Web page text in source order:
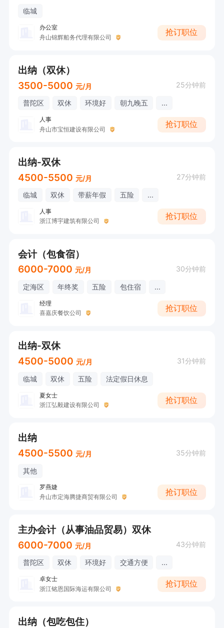
临城
办公室
舟山锦辉船务代理有限公司
抢订职位
出纳（双休）
3500-5000 元/月 25分钟前
普陀区 双休 环境好 朝九晚五 ...
人事
舟山市宝恒建设有限公司
抢订职位
出纳-双休
4500-5500 元/月 27分钟前
临城 双休 带薪年假 五险 ...
人事
浙江博宇建筑有限公司
抢订职位
会计（包食宿）
6000-7000 元/月 30分钟前
定海区 年终奖 五险 包住宿 ...
经理
喜嘉庆餐饮公司
抢订职位
出纳-双休
4500-5000 元/月 31分钟前
临城 双休 五险 法定假日休息
夏女士
浙江弘毅建设有限公司
抢订职位
出纳
4500-5500 元/月 35分钟前
其他
罗燕婕
舟山市定海腾捷商贸有限公司
抢订职位
主办会计（从事油品贸易）双休
6000-7000 元/月 43分钟前
普陀区 双休 环境好 交通方便 ...
卓女士
浙江铭恩国际海运有限公司
抢订职位
出纳（包吃包住）